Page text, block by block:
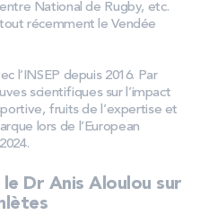
National de Rugby, etc.
récemment le Vendée
l’INSEP depuis 2016. Par
scientifiques sur l’impact
fruits de l’expertise et
lors de l’European
Dr Anis Aloulou sur